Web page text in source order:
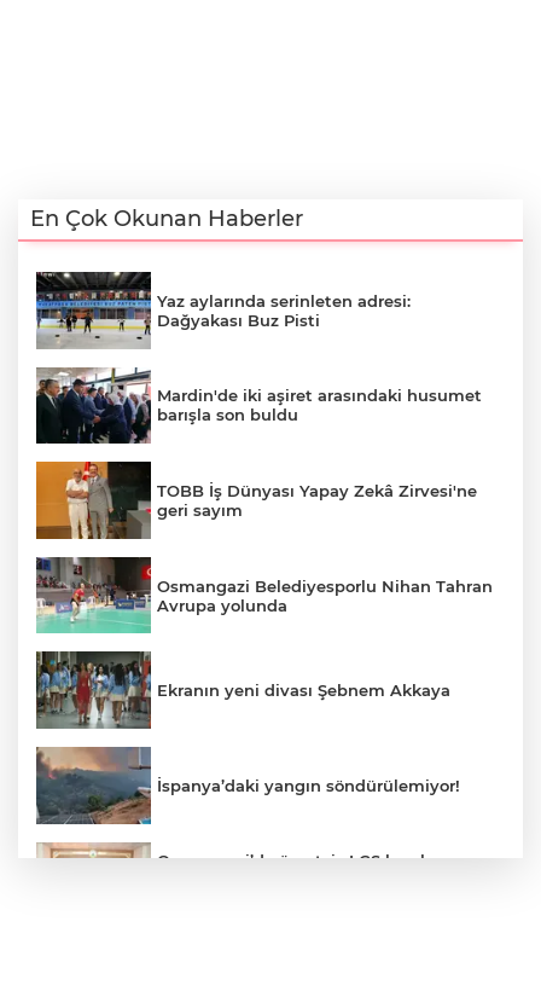
En Çok Okunan Haberler
Yaz aylarında serinleten adresi:
Dağyakası Buz Pisti
Mardin'de iki aşiret arasındaki husumet
barışla son buldu
TOBB İş Dünyası Yapay Zekâ Zirvesi'ne
geri sayım
Osmangazi Belediyesporlu Nihan Tahran
Avrupa yolunda
Ekranın yeni divası Şebnem Akkaya
İspanya’daki yangın söndürülemiyor!
Osmangazi’de ücretsiz LGS kurslarının